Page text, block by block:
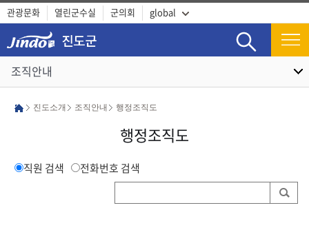
검색
관광문화 열린군수실 군의회 global
조직안내
진도소개 조직안내 행정조직도
행정조직도
직원 검색 전화번호 검색